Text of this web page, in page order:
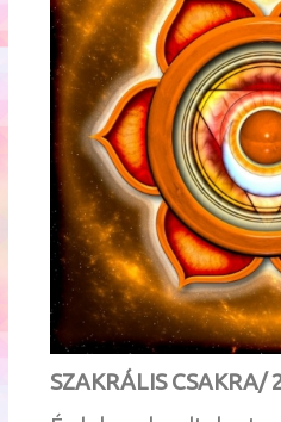
SZAKRÁLIS CSAKRA/